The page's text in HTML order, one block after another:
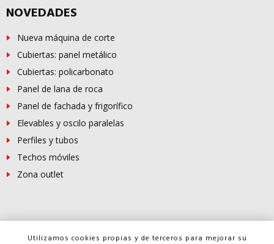
NOVEDADES
Nueva máquina de corte
Cubiertas: panel metálico
Cubiertas: policarbonato
Panel de lana de roca
Panel de fachada y frigorífico
Elevables y oscilo paralelas
Perfiles y tubos
Techos móviles
Zona outlet
© Copyright - FERROSUR2026
Utilizamos cookies propias y de terceros para mejorar su